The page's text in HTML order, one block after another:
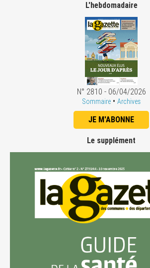
L'hebdomadaire
N° 2810 - 06/04/2026
Sommaire • Archives
JE M'ABONNE
Le supplément